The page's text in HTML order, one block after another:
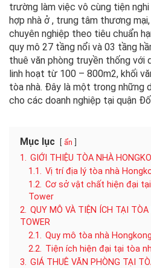
trường làm việc vô cùng tiện
hợp nhà ở , trung tâm thương
chuyên nghiệp theo tiêu chuẩn
quy mô 27 tầng nổi và 03 tầng
thuê văn phòng truyền thống
linh hoạt từ 100 – 800m2, khối
tòa nhà. Đây là một trong những
cho các doanh nghiệp tại quận
Mục lục ẩn
1. GIỚI THIỆU TÒA NHÀ
1.1. Vị trí địa lý tòa nhà
1.2. Cơ sở vật chất hiện đại
Tower
2. QUY MÔ VÀ TIỆN ÍCH TẠI TÒA
TOWER
2.1. Quy mô tòa nhà
2.2. Tiện ích hiện đại tại tòa
3. GIÁ THUÊ VĂN PHÒNG TẠI